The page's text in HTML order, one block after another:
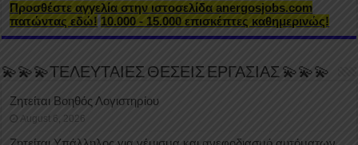
Προσθέστε αγγελία στην ιστοσελίδα anergosjobs.com
πατώντας εδώ! 10.000 - 15.000 επισκέπτες καθημερινώς!
💫💫💫ΤΕΛΕΥΤΑΙΕΣ ΘΕΣΕΙΣ ΕΡΓΑΣΙΑΣ 💫💫💫
Ζητείται Βοηθός Λογιστηρίου
August 6, 2026